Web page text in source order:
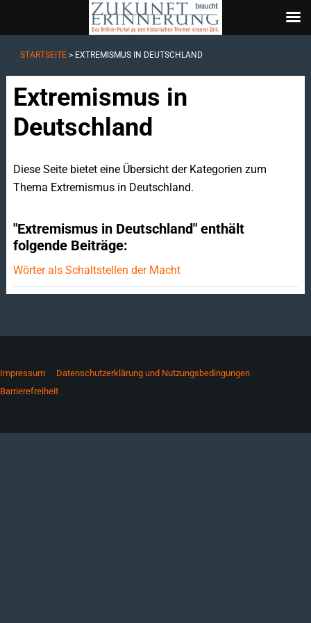
STARTSEITE> EXTREMISMUS IN DEUTSCHLAND
Extremismus in
Deutschland
Diese Seite bietet eine Übersicht der Kategorien zum
Thema Extremismus in Deutschland.
"Extremismus in Deutschland" enthält
folgende Beiträge:
Wörter als Schaltstellen der Macht
Impressum
Datenschutzerklärung und Nutzungsbedingungen
Barrierefreiheit